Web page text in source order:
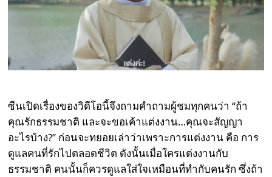
ซีนเปิดเรื่องของวิดีโอนี้จึงถามคำถามผู้ชมทุกคนว่า “ถ้า
คุณรักธรรมชาติ และจะขอเค้าแต่งงาน…คุณจะสัญญา
อะไรบ้าง?” ก่อนจะทยอยเล่าว่าเพราะการแต่งงาน คือ การ
ดูแลคนที่รักไปตลอดชีวิต ดังนั้นเมื่อใครแต่งงานกับ
ธรรมชาติ คนนั้นก็ควรดูแลใส่ใจเหมือนที่ทำกับคนรัก ซึ่งถ้า